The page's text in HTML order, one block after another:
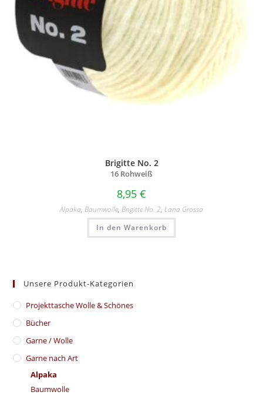
Brigitte No. 2
16 Rohweiß
8,95 €
Alpaka, Baumwolle, Brigitte No. 2, Lana Grossa
In den Warenkorb
Unsere Produkt-Kategorien
​Projekttasche Wolle & Schönes
Bücher
Garne / Wolle
Garne nach Art
Alpaka
Baumwolle